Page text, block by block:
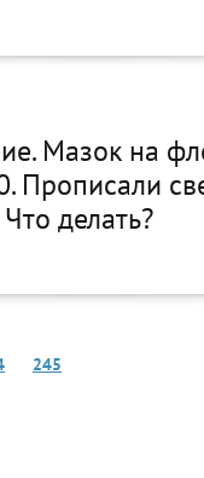
Мазок на
Прописали
делать?
245